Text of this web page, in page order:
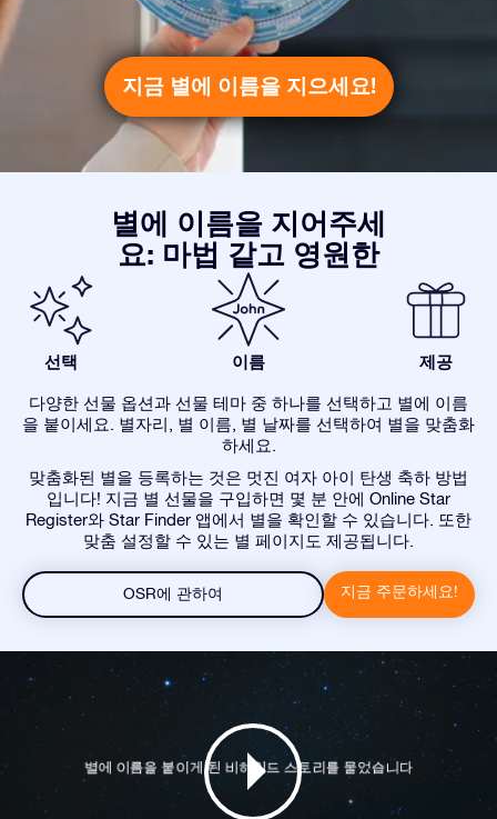
지금 별에 이름을 지으세요!
별에 이름을 지어주세
요: 마법 같고 영원한
선택 이름 제공
다양한 선물 옵션과 선물 테마 중 하나를 선택하고 별에 이름
을 붙이세요. 별자리, 별 이름, 별 날짜를 선택하여 별을 맞춤화
하세요.
맞춤화된 별을 등록하는 것은 멋진 여자 아이 탄생 축하 방법
입니다! 지금 별 선물을 구입하면 몇 분 안에 Online Star
Register와 Star Finder 앱에서 별을 확인할 수 있습니다. 또한
맞춤 설정할 수 있는 별 페이지도 제공됩니다.
OSR에 관하여 지금 주문하세요!